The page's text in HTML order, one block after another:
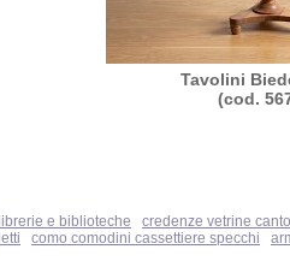
Tavolini
(cod.
librerie e biblioteche
credenze vetrine
letti
como comodini cassettiere specchi